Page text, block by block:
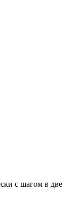
с шагом в две